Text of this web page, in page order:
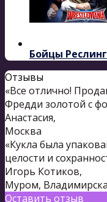
Бойцы
Отзывы
«Все отлично!
Фредди золотой с
Анастасия,
Москва
«Кукла была
целости и
Игорь Котиков,
Муром,
Оставить отзыв